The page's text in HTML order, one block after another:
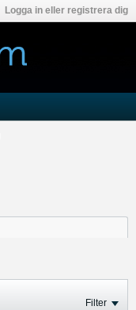
Logga in eller registrera dig
Filter